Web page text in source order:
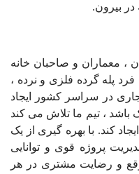
بیرون.
، معماران و صاحبان خانه
پله گرده فلزی و نرده ،
در سراسر کشور ایجاد
، تیم ما تلاش می کند
کند. با بهره گیری از یک
پروژه قوی و توانایی
و رضایت مشتری در هر